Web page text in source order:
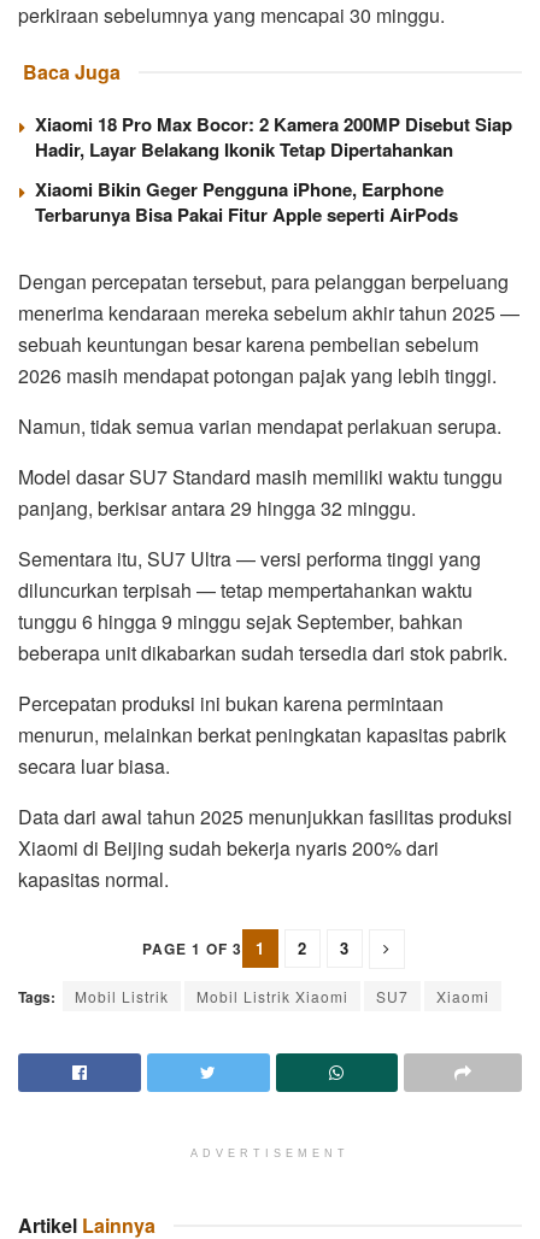
perkiraan sebelumnya yang mencapai 30 minggu.
Baca Juga
Xiaomi 18 Pro Max Bocor: 2 Kamera 200MP Disebut Siap
Hadir, Layar Belakang Ikonik Tetap Dipertahankan
Xiaomi Bikin Geger Pengguna iPhone, Earphone
Terbarunya Bisa Pakai Fitur Apple seperti AirPods
Dengan percepatan tersebut, para pelanggan berpeluang
menerima kendaraan mereka sebelum akhir tahun 2025 —
sebuah keuntungan besar karena pembelian sebelum
2026 masih mendapat potongan pajak yang lebih tinggi.
Namun, tidak semua varian mendapat perlakuan serupa.
Model dasar SU7 Standard masih memiliki waktu tunggu
panjang, berkisar antara 29 hingga 32 minggu.
Sementara itu, SU7 Ultra — versi performa tinggi yang
diluncurkan terpisah — tetap mempertahankan waktu
tunggu 6 hingga 9 minggu sejak September, bahkan
beberapa unit dikabarkan sudah tersedia dari stok pabrik.
Percepatan produksi ini bukan karena permintaan
menurun, melainkan berkat peningkatan kapasitas pabrik
secara luar biasa.
Data dari awal tahun 2025 menunjukkan fasilitas produksi
Xiaomi di Beijing sudah bekerja nyaris 200% dari
kapasitas normal.
PAGE 1 OF 3 1 2 3
Tags: Mobil Listrik Mobil Listrik Xiaomi SU7 Xiaomi
ADVERTISEMENT
Artikel Lainnya